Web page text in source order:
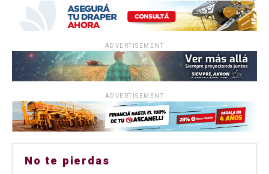
ADVERTISEMENT
ADVERTISEMENT
No te pierdas